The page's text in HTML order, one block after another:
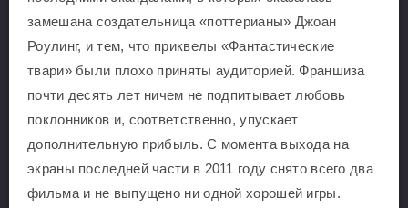
замешана создательница «поттерианы» Джоан
Роулинг, и тем, что приквелы «Фантастические
твари» были плохо приняты аудиторией. Франшиза
почти десять лет ничем не подпитывает любовь
поклонников и, соответственно, упускает
дополнительную прибыль. С момента выхода на
экраны последней части в 2011 году снято всего два
фильма и не выпущено ни одной хорошей игры.